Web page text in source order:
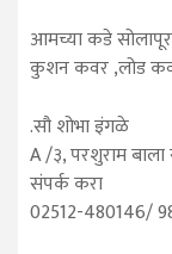
आमच्या कडे
कुशन कवर ,लोड
.सौ शोभा इंगळे
A /३, परशुराम
संपर्क करा
02512-480146/